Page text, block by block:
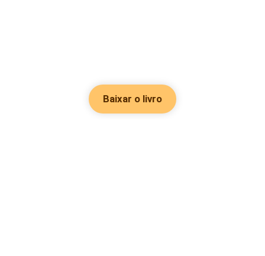
Baixar o livro